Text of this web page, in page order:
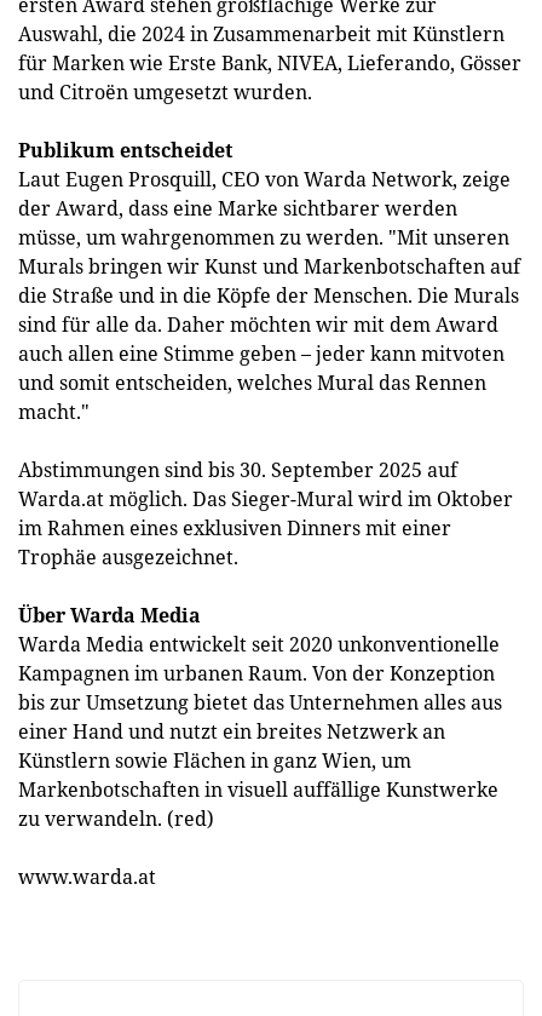
Auswahl, die 2024 in Zusammenarbeit mit Künstlern
für Marken wie Erste Bank, NIVEA, Lieferando, Gösser
und Citroën umgesetzt wurden.
Publikum entscheidet
Laut Eugen Prosquill, CEO von Warda Network, zeige
der Award, dass eine Marke sichtbarer werden
müsse, um wahrgenommen zu werden. "Mit unseren
Murals bringen wir Kunst und Markenbotschaften auf
die Straße und in die Köpfe der Menschen. Die Murals
sind für alle da. Daher möchten wir mit dem Award
auch allen eine Stimme geben – jeder kann mitvoten
und somit entscheiden, welches Mural das Rennen
macht."
Abstimmungen sind bis 30. September 2025 auf
Warda.at möglich. Das Sieger-Mural wird im Oktober
im Rahmen eines exklusiven Dinners mit einer
Trophäe ausgezeichnet.
Über Warda Media
Warda Media entwickelt seit 2020 unkonventionelle
Kampagnen im urbanen Raum. Von der Konzeption
bis zur Umsetzung bietet das Unternehmen alles aus
einer Hand und nutzt ein breites Netzwerk an
Künstlern sowie Flächen in ganz Wien, um
Markenbotschaften in visuell auffällige Kunstwerke
zu verwandeln. (red)
www.warda.at